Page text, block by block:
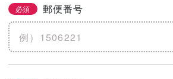
必須 郵便番号